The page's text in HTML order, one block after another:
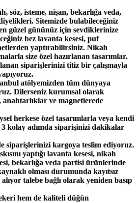
söz, isteme, nişan, bekarlığa veda,
Sitemizde bulabileceğiniz
güzel gününüz için sevdiklerinize
bez lavanta kesesi, puf
yaptırabilirsiniz. Nikah
size özel hazırlanan tasarımlar.
siparişlerinizi titiz bir çalışmayla
atölyemizden tüm dünyaya
Dilerseniz kurumsal olarak
anahtarlıklar ve magnetlerede
herkese özel tasarımlarla veya kendi
3 kolay adımda siparişinizi dakikalar
siparişlerinizi kargoya teslim ediyoruz.
yaptığı lavanta kesesi, nikah
bekarlığa veda partisi ürünlerinde
olması durumunda kayıtsız
talebe bağlı olarak yeniden basıp
hem de kaliteli düğün